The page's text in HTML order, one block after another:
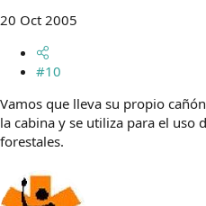
20 Oct 2005
#10
Vamos que lleva su propio
la cabina y se utiliza para el uso
forestales.